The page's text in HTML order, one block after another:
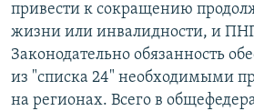
привести к сокращению
жизни или инвалидности, и
Законодательно обязанность
из "списка 24" необходимыми
на регионах. Всего в